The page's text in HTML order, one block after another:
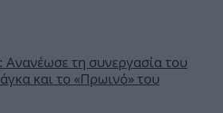
Ανανέωσε τη συνεργασία του
και το «Πρωινό» του